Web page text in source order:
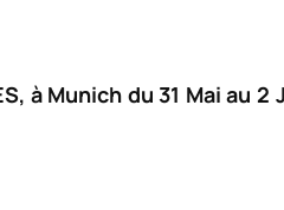
à Munich du 31 Mai au